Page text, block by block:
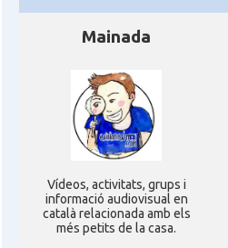
Mainada
Ví­deos, activitats, grups i
informació audiovisual en
català relacionada amb els
més petits de la casa.